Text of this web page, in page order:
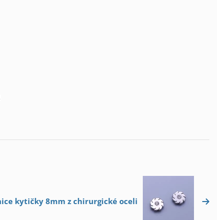
kytičky 8mm z chirurgické oceli